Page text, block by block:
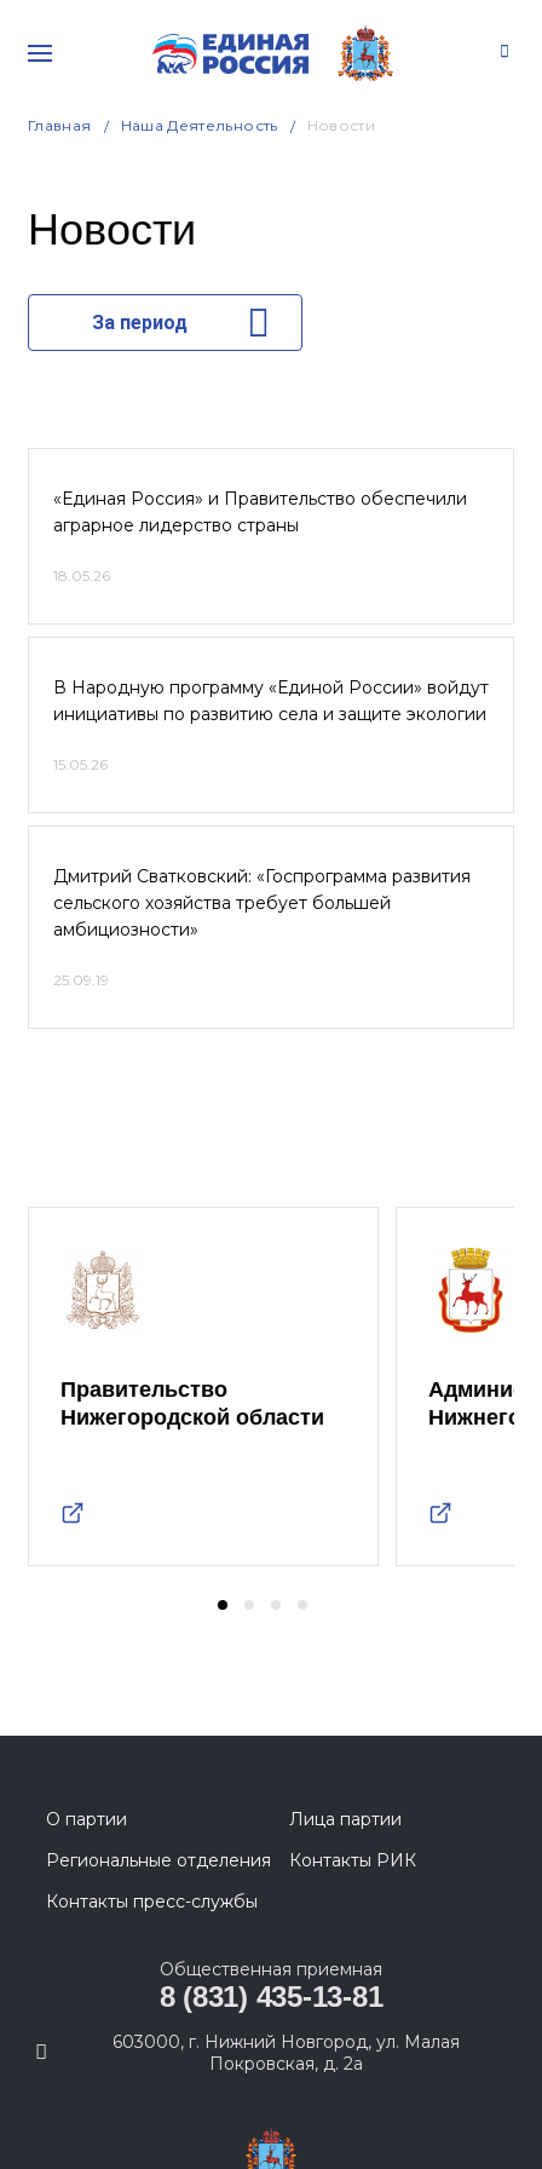
Главная Наша Деятельность Новости
Новости
За период
«Единая Россия» и Правительство обеспечили
аграрное лидерство страны
18.05.26
В Народную программу «Единой России» войдут
инициативы по развитию села и защите экологии
15.05.26
Дмитрий Сватковский: «Госпрограмма развития
сельского хозяйства требует большей
амбициозности»
25.09.19
Правительство
Нижегородской области
Нижнего
О партии
Лица партии
Региональные отделения
Контакты РИК
Контакты пресс-службы
Общественная приемная
8 (831) 435-13-81
603000, г. Нижний Новгород, ул. Малая
Покровская, д. 2а